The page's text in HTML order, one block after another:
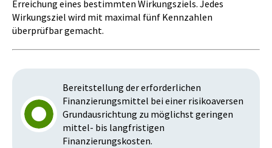
Erreichung eines bestimmten Wirkungsziels. Jedes
Wirkungsziel wird mit maximal fünf Kennzahlen
überprüfbar gemacht.
Bereitstellung der erforderlichen
Finanzierungsmittel bei einer risikoaversen
Grundausrichtung zu möglichst geringen
mittel- bis langfristigen
Finanzierungskosten.